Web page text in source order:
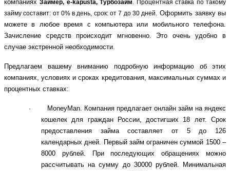
компаниях Займер, e-kapusta, Турбозайм. Процентная ставка по такому
займу составит: от 0% в день, срок: от 7 до 30 дней
. Оформить заявку вы
можете в любое время с компьютера или мобильного телефона.
Зачисление средств происходит мгновенно. Это очень удобно в
случае экстренной необходимости.
Предлагаем вашему вниманию подробную информацию об этих
компаниях, условиях и сроках кредитования, максимальных суммах и
процентных ставках:
·        MoneyMan. Компания предлагает онлайн займ на яндекс
кошелек для граждан России, достигших 18 лет. Срок
предоставления займа составляет от 5 до 126
календарных дней. Первый займ ограничен суммой 1500 –
8000 рублей. При последующих обращениях можно
рассчитывать на сумму до 30000 рублей. Минимальная